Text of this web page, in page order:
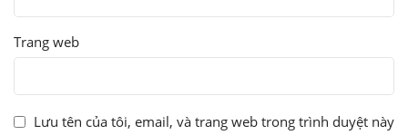
Trang web
Lưu tên của tôi, email, và trang web trong trình duyệt này